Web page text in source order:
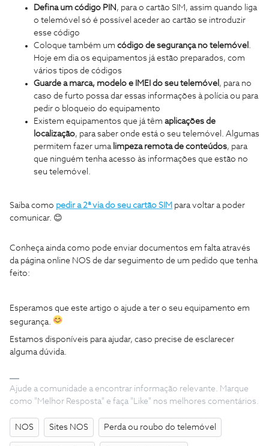
Defina um código PIN , para o cartão SIM, assim quando liga
o telemóvel só é possível aceder ao cartão se introduzir
esse código
Coloque também um código de segurança no telemóvel
Hoje em dia os equipamentos já estão preparados, com
vários tipos de códigos
Guarde a marca, modelo e IMEI do seu telemóvel , para no
caso de furto possa dar essas informações à polícia ou para
pedir o bloqueio do equipamento
Existem equipamentos que já têm aplicações de
localização, para saber onde está o seu telemóvel. Algumas
permitem fazer uma limpeza remota de conteúdos, para
que ninguém tenha acesso às informações que estão no
seu telemóvel.
Saiba como pedir a 2ª via do seu cartão SIM para voltar a poder
comunicar. 😊
Conheça ainda como pode enviar documentos em falta através
da página online NOS de dar seguimento de um pedido que tenha
feito:
Esperamos que este artigo o ajude a ter o seu equipamento em
segurança.
Estamos disponíveis para ajudar, caso precise de esclarecer
alguma dúvida.
Ajude a comunidade a encontrar informação relevante. Marque
como "Melhor Resposta" e faça "Like" nos melhores comentários.
NOS Sites NOS Perda ou roubo do telemóvel